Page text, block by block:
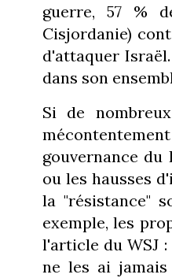
guerre, 57 %
Cisjordanie)
d'attaquer
dans son
Si de
gouvernance
ou les hausses
la "résistance"
exemple, les
l'article du WSJ :
ne les ai